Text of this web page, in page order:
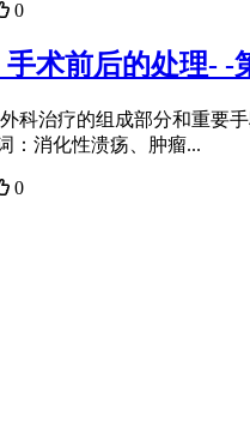
0
术前后的处理- -
科治疗的组成部分和重要
：消化性溃疡、肿瘤...
0